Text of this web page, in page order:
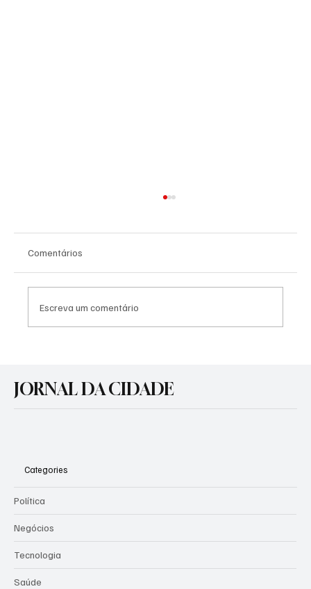
contra a mulher
Comentários
Escreva um comentário
JORNAL DA CIDADE
Categories
Política
Negócios
Tecnologia
Saúde